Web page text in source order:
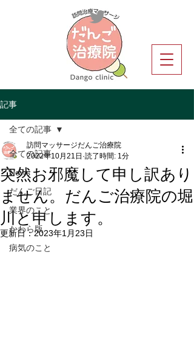
記事
全ての記事
News
だんご日記
業界のこと
かわら版
病気のこと
全ての記事
突然お邪魔して申し訳あり
ません。だんご治療院の堀
川と申します。
訪問マッサージだんご治療院
2022年10月21日 読了時間: 1分
更新日：2023年1月23日